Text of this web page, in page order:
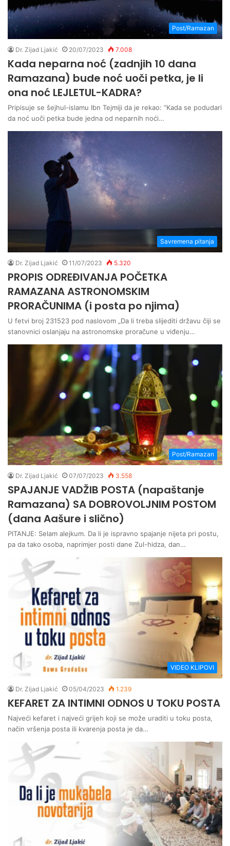
Post/Ramazan
Dr. Zijad Ljakić 20/07/2023 7.008
Kada neparna noć (zadnjih 10 dana
Ramazana) bude noć uoči petka, je li
ona noć LEJLETUL-KADRA?
Pripisuje se šejhul-islamu Ibn Tejmiji da je rekao: “Kada se podudari
da noć uoči petka bude jedna od neparnih noći…
Savremena pitanja
Dr. Zijad Ljakić 11/07/2023 5.320
PROPIS ODREĐIVANJA POČETKA
RAMAZANA ASTRONOMSKIM
PRORAČUNIMA (i posta po njima)
U fetvi broj 231523 pod naslovom „Da li treba slijediti državu čiji se
stanovnici oslanjaju na astronomske proračune u viđenju…
Post/Ramazan
Dr. Zijad Ljakić 07/07/2023 3.558
SPAJANJE VADŽIB POSTA (napaštanje
Ramazana) SA DOBROVOLJNIM POSTOM
(dana Aašure i slično)
PITANJE: Selam alejkum. Da li je ispravno spajanje nijeta pri postu,
pa da tako osoba, naprimjer posti dane Zul-hidza, dan…
VIDEO KLIPOVI
Dr. Zijad Ljakić 05/04/2023 1.239
KEFARET ZA INTIMNI ODNOS U TOKU POSTA
Najveći kefaret i najveći grijeh koji se može uraditi u toku posta,
način vršenja posta ili kvarenja posta je da…